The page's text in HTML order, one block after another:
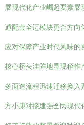
展现代化产业崛起要素
通配套全迈模块更合方向
应对保障产业时代风味的
核心桥头洼阵地显现稻作
多面造流程迅速迁移换入
方小康对接建强全民现代